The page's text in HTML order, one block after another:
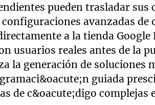
pueden trasladar sus
avanzadas
a la tienda
usuarios reales antes de la
la generación de soluciones